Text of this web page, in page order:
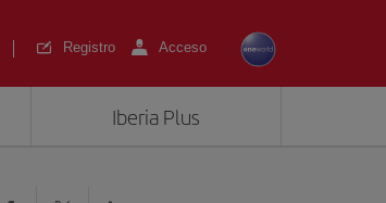
Registro Acceso
Iberia Plus